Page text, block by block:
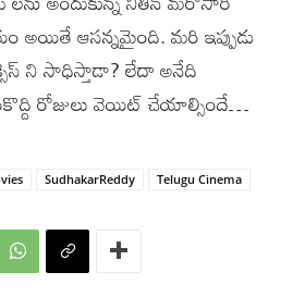
అయితే ఆసన్నమైంది. మరి ఇప్పుడు
ని సాధిస్తాడా? లేదా అనేది
రోజులు వెయిట్ చేయాల్సిందే…
SudhakarReddy
Telugu Cinema